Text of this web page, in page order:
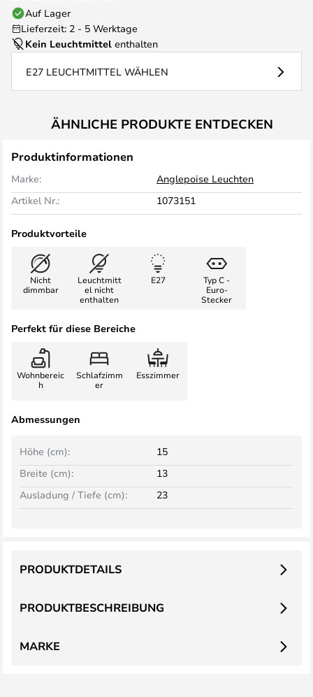
Auf Lager
Lieferzeit: 2 - 5 Werktage
Kein Leuchtmittel enthalten
E27 LEUCHTMITTEL WÄHLEN
ÄHNLICHE PRODUKTE ENTDECKEN
Produktinformationen
Marke:
Anglepoise Leuchten
Artikel Nr.:
1073151
Produktvorteile
Nicht
dimmbar
Leuchtmitt
el nicht
enthalten
E27
Typ C -
Euro-
Stecker
Perfekt für diese Bereiche
Wohnbereic
h
Schlafzimm
er
Esszimmer
Abmessungen
Breite (cm): 13
Höhe (cm): 15
Ausladung / Tiefe (cm): 23
PRODUKTBESCHREIBUNG
PRODUKTDETAILS
MARKE